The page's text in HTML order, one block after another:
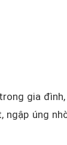
gia
úng